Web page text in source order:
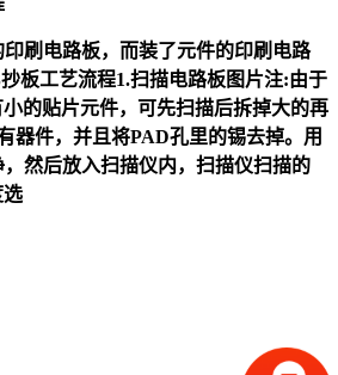
刷电路板，而装了元件的印刷电路
板工艺流程1.扫描电路板图片注:由于
的贴片元件，可先扫描后拆掉大的再
器件，并且将PAD孔里的锡去掉。用
然后放入扫描仪内，扫描仪扫描的
选